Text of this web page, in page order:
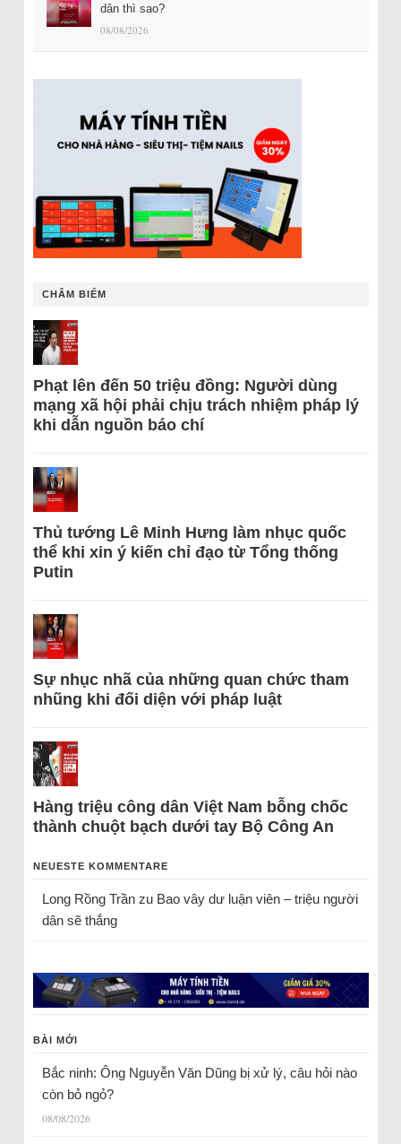
dân thì sao?
08/08/2026
CHÂM BIẾM
Phạt lên đến 50 triệu đồng: Người dùng
mạng xã hội phải chịu trách nhiệm pháp lý
khi dẫn nguồn báo chí
Thủ tướng Lê Minh Hưng làm nhục quốc
thể khi xin ý kiến chỉ đạo từ Tổng thống
Putin
Sự nhục nhã của những quan chức tham
nhũng khi đối diện với pháp luật
Hàng triệu công dân Việt Nam bỗng chốc
thành chuột bạch dưới tay Bộ Công An
NEUESTE KOMMENTARE
Long Rồng Trầnzu Bao vây dư luận viên – triệu người
dân sẽ thắng
BÀI MỚI
Bắc ninh: Ông Nguyễn Văn Dũng bị xử lý, câu hỏi nào
còn bỏ ngỏ?
08/08/2026